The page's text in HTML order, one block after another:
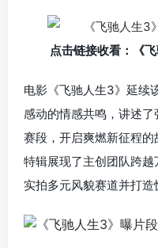
点击链接收看： 《
电影《飞驰人生3》延续
感动的情感共鸣，讲述
赛段，开启爽燃新征程的
特辑展现了主创团队跨
实拍多元风貌赛道并打造